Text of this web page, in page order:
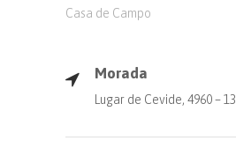
Casa de Campo
Morada
Lugar de Cevide, 4960 –